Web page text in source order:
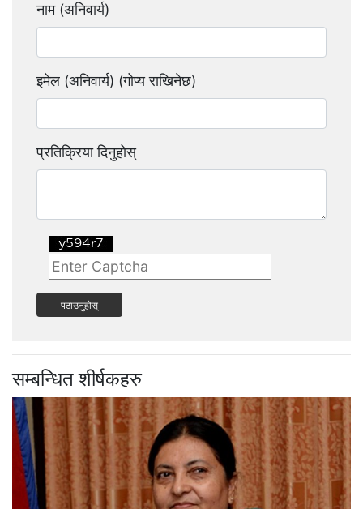
नाम (अनिवार्य)
इमेल (अनिवार्य) (गोप्य राखिनेछ)
प्रतिक्रिया दिनुहोस्
पठाउनुहोस्
सम्बन्धित शीर्षकहरु